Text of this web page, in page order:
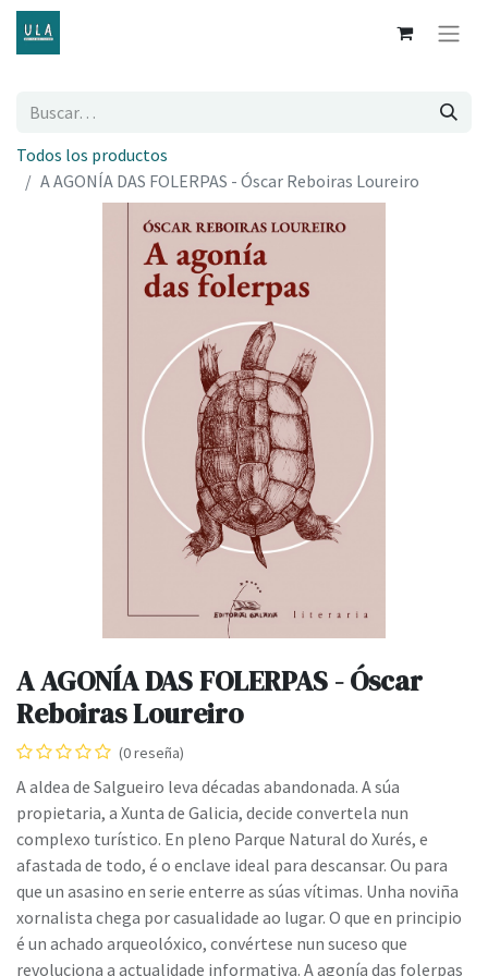
Todos los productos
A AGONÍA DAS FOLERPAS - Óscar Reboiras Loureiro
A AGONÍA DAS FOLERPAS - Óscar
Reboiras Loureiro
(0 reseña)
A aldea de Salgueiro leva décadas abandonada. A súa
propietaria, a Xunta de Galicia, decide convertela nun
complexo turístico. En pleno Parque Natural do Xurés, e
afastada de todo, é o enclave ideal para descansar. Ou para
que un asasino en serie enterre as súas vítimas. Unha noviña
xornalista chega por casualidade ao lugar. O que en principio
é un achado arqueolóxico, convértese nun suceso que
revoluciona a actualidade informativa. A agonía das folerpas